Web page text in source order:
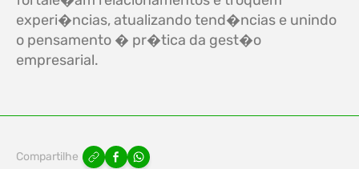
experi�ncias, atualizando tend�ncias e unindo
o pensamento � pr�tica da gest�o
empresarial.
Compartilhe